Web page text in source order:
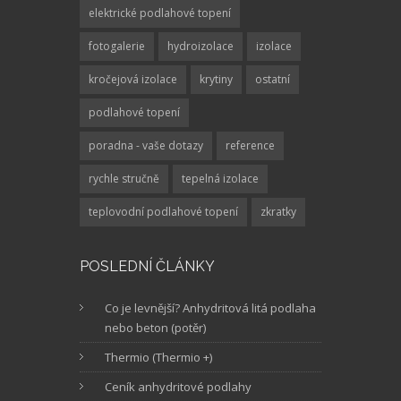
elektrické podlahové topení
fotogalerie hydroizolace izolace
kročejová izolace krytiny ostatní
podlahové topení
poradna - vaše dotazy reference
rychle stručně tepelná izolace
teplovodní podlahové topení zkratky
POSLEDNÍ ČLÁNKY
Co je levnější? Anhydritová litá podlaha
nebo beton (potěr)
Thermio (Thermio +)
Ceník anhydritové podlahy